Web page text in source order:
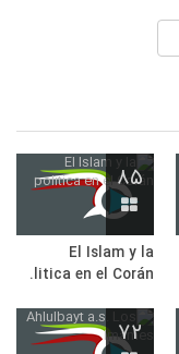
۸۵
El Islam y la
۷۲